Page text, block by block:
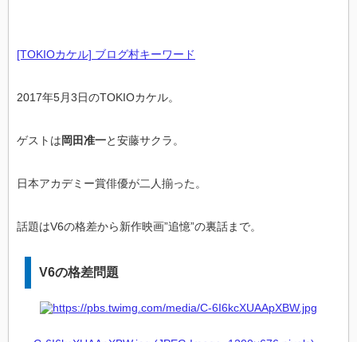
[TOKIOカケル] ブログ村キーワード
2017年5月3日のTOKIOカケル。
ゲストは岡田准一と安藤サクラ。
日本アカデミー賞俳優が二人揃った。
話題はV6の格差から新作映画”追憶”の裏話まで。
V6の格差問題